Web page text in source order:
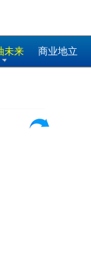
未来 商业地立